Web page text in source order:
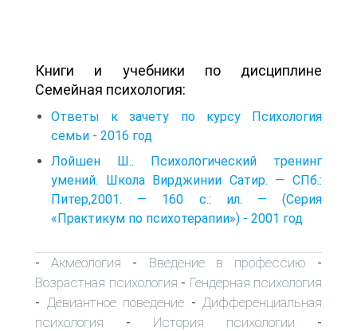
Книги и учебники по дисциплине
Семейная психология:
Ответы к зачету по курсу Психология
семьи - 2016 год
Лойшен Ш.. Психологический тренинг
умений. Школа Вирджинии Сатир. — СПб.:
Питер,2001. — 160 с.: ил. — (Серия
«Практикум по психотерапии») - 2001 год
-Акмеология - Введение в профессию -
Возрастная психология - Гендерная психология
- Девиантное поведение - Дифференциальная
психология - История психологии -